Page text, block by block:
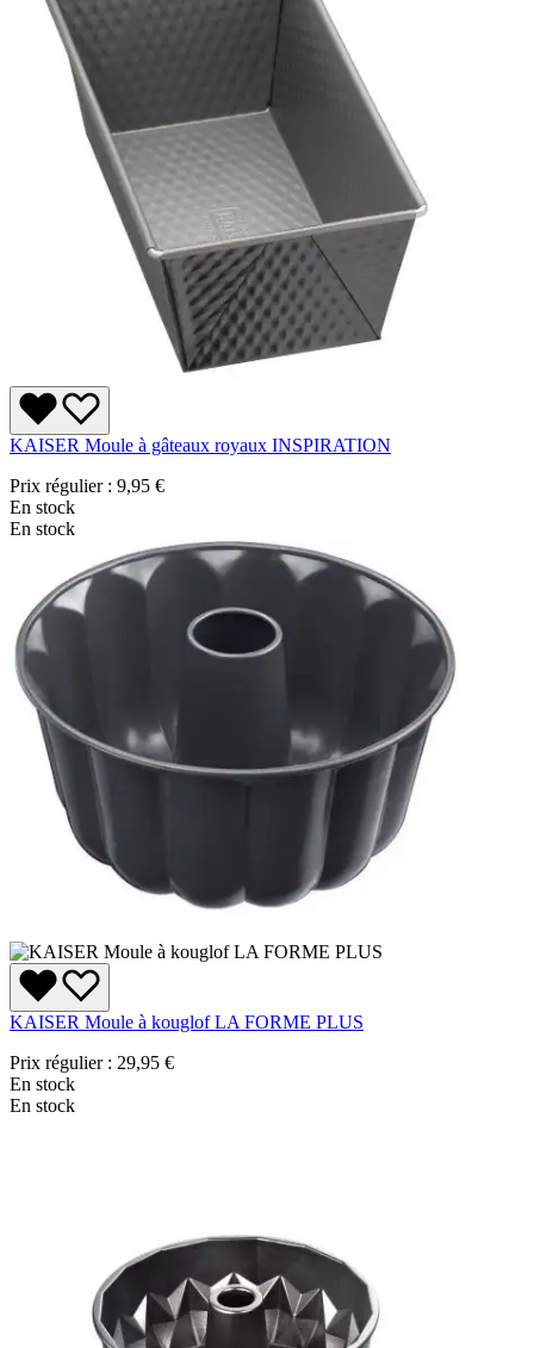
KAISER Moule à gâteaux royaux INSPIRATION
Prix régulier : 9,95 €
En stock
En stock
KAISER Moule à kouglof LA FORME PLUS
Prix régulier : 29,95 €
En stock
En stock